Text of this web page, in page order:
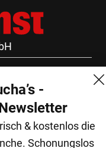
-
& kostenlos die
Schonungslos